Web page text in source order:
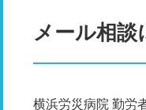
メール相
横浜労災病院 勤労